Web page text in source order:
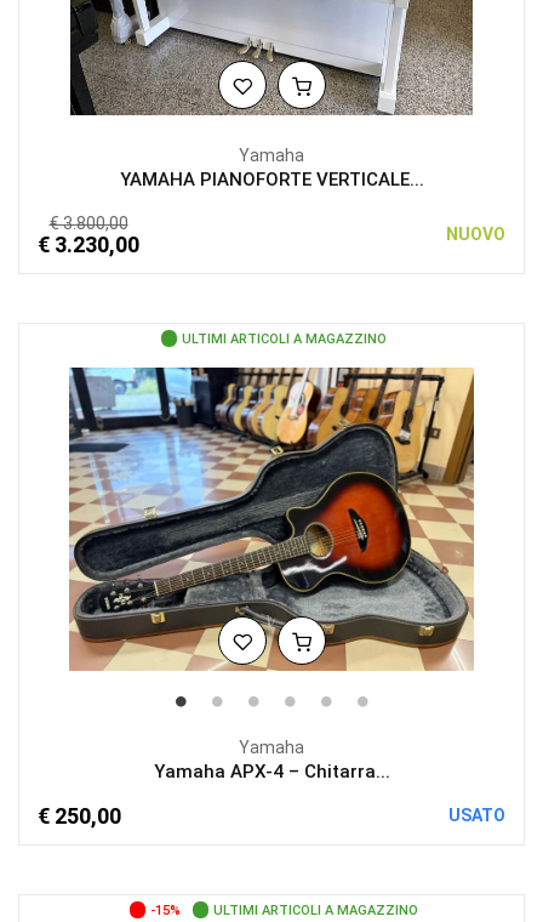
Yamaha
YAMAHA PIANOFORTE VERTICALE...
€ 3.800,00
€ 3.230,00 NUOVO
ULTIMI ARTICOLI A MAGAZZINO
Yamaha
Yamaha APX-4 – Chitarra...
€ 250,00 USATO
-15% ULTIMI ARTICOLI A MAGAZZINO